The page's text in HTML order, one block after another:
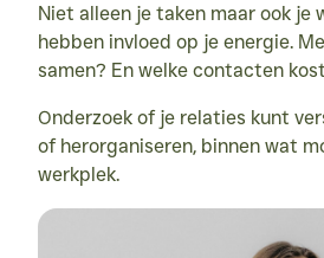
Niet alleen je taken maar ook je
hebben invloed op je energie.
samen? En welke contacten
Onderzoek of je relaties kunt
of herorganiseren, binnen wat
werkplek.